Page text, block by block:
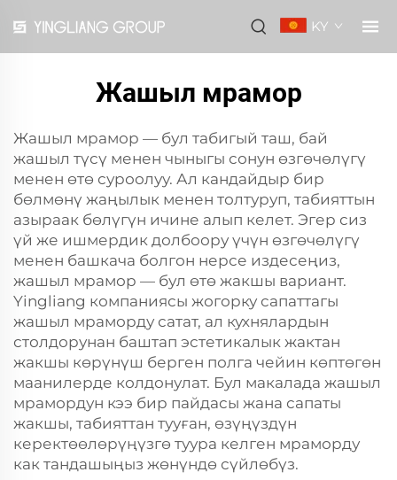
KY
Жашыл мрамор
Жашыл мрамор — бул табигый таш, бай
жашыл түсү менен чыныгы сонун өзгөчөлүгү
менен өтө суроолуу. Ал кандайдыр бир
бөлмөнү жаңылык менен толтуруп, табияттын
азыраак бөлүгүн ичине алып келет. Эгер сиз
үй же ишмердик долбоору үчүн өзгөчөлүгү
менен башкача болгон нерсе издесеңиз,
жашыл мрамор — бул өтө жакшы вариант.
Yingliang компаниясы жогорку сапаттагы
жашыл мраморду сатат, ал кухнялардын
столдорунан баштап эстетикалык жактан
жакшы көрүнүш берген полга чейин көптөгөн
маанилерде колдонулат. Бул макалада жашыл
мрамордун кээ бир пайдасы жана сапаты
жакшы, табияттан тууған, өзүңүздүн
керектөөлөрүңүзгө туура келген мраморду
как тандашыңыз жөнүндө сүйлөбүз.